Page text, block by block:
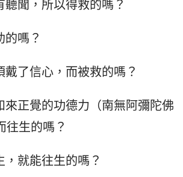
聞，所以得救的嗎？
嗎？
了信心，而被救的嗎？
正覺的功德力（南無阿彌陀佛
往生的嗎？
就能往生的嗎？